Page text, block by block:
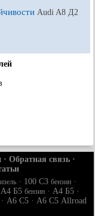
Audi A8 Д2
· Обратная связь ·
· 100 С3 бензин ·
A4 Б5 бензин · A4 Б5 ·
· A6 С5 · A6 С5 Allroad